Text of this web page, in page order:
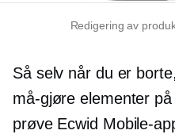
Redigering av
Så selv når du er
må-gjøre elementer
prøve Ecwid Mobile-